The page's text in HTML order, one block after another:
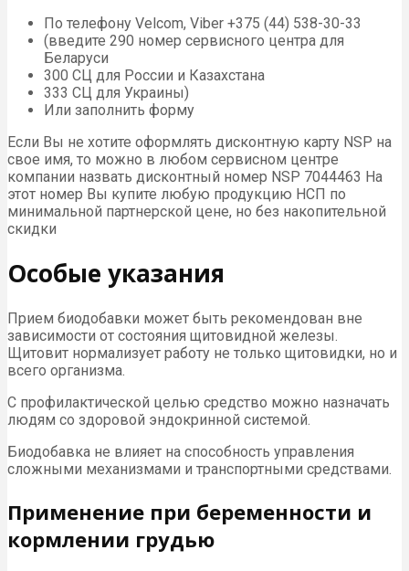
По телефону Velcom, Viber +375 (44) 538-30-33
(введите 290 номер сервисного центра для
Беларуси
300 СЦ для России и Казахстана
333 СЦ для Украины)
Или заполнить форму
Если Вы не хотите оформлять дисконтную карту NSP на
свое имя, то можно в любом сервисном центре
компании назвать дисконтный номер NSP 7044463 На
этот номер Вы купите любую продукцию НСП по
минимальной партнерской цене, но без накопительной
скидки
Особые указания
Прием биодобавки может быть рекомендован вне
зависимости от состояния щитовидной железы.
Щитовит нормализует работу не только щитовидки, но и
всего организма.
С профилактической целью средство можно назначать
людям со здоровой эндокринной системой.
Биодобавка не влияет на способность управления
сложными механизмами и транспортными средствами.
Применение при беременности и
кормлении грудью